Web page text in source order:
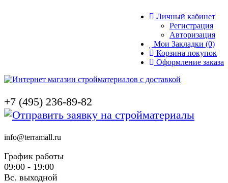
Личный кабинет
Регистрация
Авторизация
Мои Закладки (0)
Корзина покупок
Оформление заказа
+7 (495) 236-89-82
info@terramall.ru
График работы
09:00 - 19:00
Вс. выходной